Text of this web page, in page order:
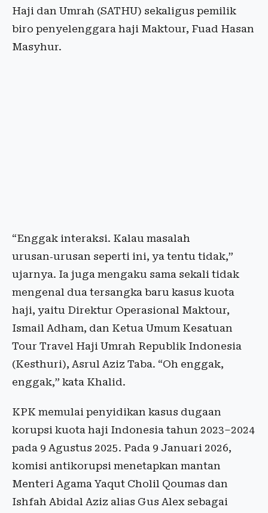
Haji dan Umrah (SATHU) sekaligus pemilik
biro penyelenggara haji Maktour, Fuad Hasan
Masyhur.
“Enggak interaksi. Kalau masalah
urusan‑urusan seperti ini, ya tentu tidak,”
ujarnya. Ia juga mengaku sama sekali tidak
mengenal dua tersangka baru kasus kuota
haji, yaitu Direktur Operasional Maktour,
Ismail Adham, dan Ketua Umum Kesatuan
Tour Travel Haji Umrah Republik Indonesia
(Kesthuri), Asrul Aziz Taba. “Oh enggak,
enggak,” kata Khalid.
KPK memulai penyidikan kasus dugaan
korupsi kuota haji Indonesia tahun 2023–2024
pada 9 Agustus 2025. Pada 9 Januari 2026,
komisi antikorupsi menetapkan mantan
Menteri Agama Yaqut Cholil Qoumas dan
Ishfah Abidal Aziz alias Gus Alex sebagai